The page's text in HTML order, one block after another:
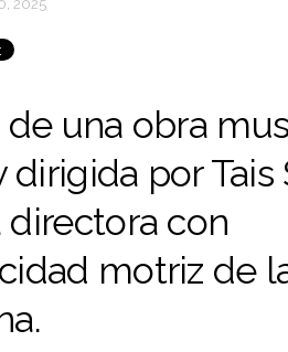
2025
de una obra
dirigida por Tais
directora con
motriz de